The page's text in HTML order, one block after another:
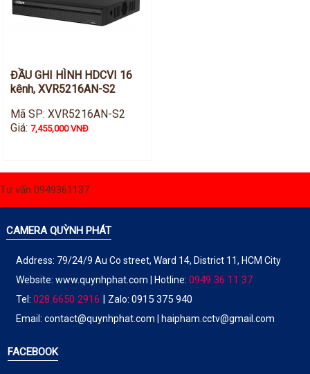
ĐẦU GHI HÌNH HDCVI 16
kênh, XVR5216AN-S2
Mã SP: XVR5216AN-S2
Giá:7,455,000 VNĐ
Tư vấn 0949361137
CAMERA QUỲNH PHÁT
Address: 79/24/9 Au Co street, Ward 14, District 11, HCM City
Website: www.quynhphat.com | Hotline: 0949 36 11 37
Tel: 028 6650 2916 | Zalo: 0915 375 940
Email: contact@quynhphat.com | haipham.cctv@gmail.com
FACEBOOK